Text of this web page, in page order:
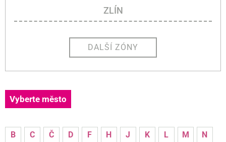
ZLÍN
DALŠÍ ZÓNY
Vyberte město
B C Č D F H J K L M
N